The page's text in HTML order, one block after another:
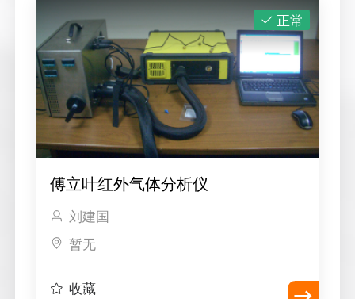
正常
傅立叶红外气体分析仪
刘建国
暂无
收藏